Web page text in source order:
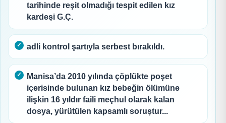
tarihinde reşit olmadığı tespit edilen kız
kardeşi G.Ç.
adli kontrol şartıyla serbest bırakıldı.
Manisa’da 2010 yılında çöplükte poşet
içerisinde bulunan kız bebeğin ölümüne
ilişkin 16 yıldır faili meçhul olarak kalan
dosya, yürütülen kapsamlı soruştur...